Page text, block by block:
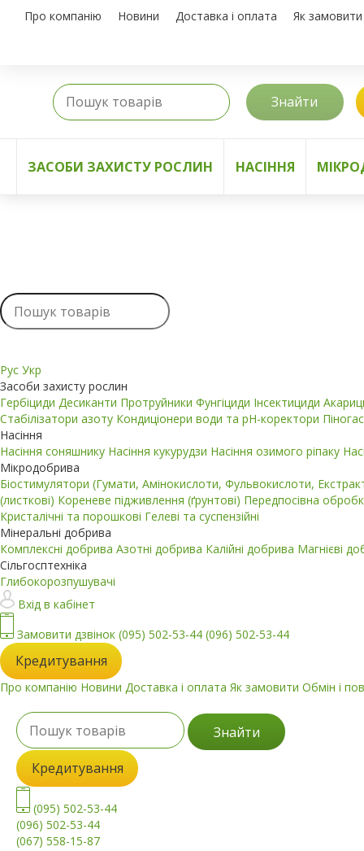
Про компанію Новини Доставка і оплата Як замовити
Знайти
ЗАСОБИ ЗАХИСТУ РОСЛИН НАСІННЯ
Рус Укр
Засоби захисту рослин
Гербіциди Десиканти Протруйники Фунгіциди Інсектициди
Стабілізатори азоту Кондиціонери води та pH-коректори
Насіння
Насіння соняшнику Насіння кукурудзи Насіння озимого ріпаку
Мікродобрива
Біостимулятори (Гумати, Амінокислоти, Фульвокислоти,
(листкові) Кореневе підживлення (ґрунтові) Передпосівна
Кристалічні та порошкові Гелеві та суспензійні
Мінеральні добрива
Комплексні добрива Азотні добрива Калійні добрива Магнієві
Сільгосптехніка
Глибокорозпушувачі
Вхід в кабінет
Замовити дзвінок (095) 502-53-44 (096) 502-53-44
Кредитування
Про компанію Новини Доставка і оплата Як замовити Обмін і
Знайти
Кредитування
(095) 502-53-44
(096) 502-53-44
(067) 558-15-87